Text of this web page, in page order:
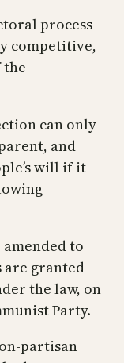
process
competitive,
can only
and
will if it
to
granted
the law, on
Party.
partisan